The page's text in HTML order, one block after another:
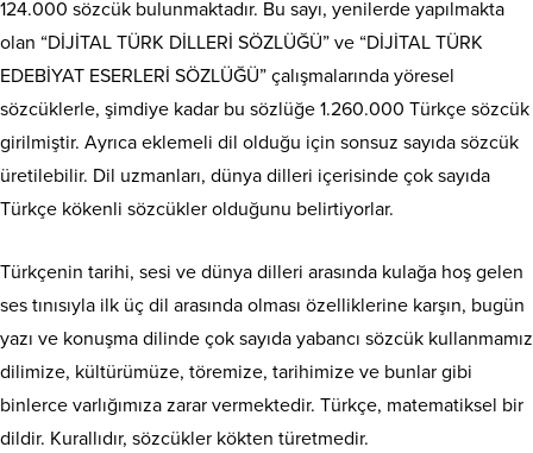
124.000 sözcük bulunmaktadır. Bu sayı, yenilerde yapılmakta
olan “DİJİTAL TÜRK DİLLERİ SÖZLÜĞÜ” ve “DİJİTAL TÜRK
EDEBİYAT ESERLERİ SÖZLÜĞÜ” çalışmalarında yöresel
sözcüklerle, şimdiye kadar bu sözlüğe 1.260.000 Türkçe sözcük
girilmiştir. Ayrıca eklemeli dil olduğu için sonsuz sayıda sözcük
üretilebilir. Dil uzmanları, dünya dilleri içerisinde çok sayıda
Türkçe kökenli sözcükler olduğunu belirtiyorlar.
Türkçenin tarihi, sesi ve dünya dilleri arasında kulağa hoş gelen
ses tınısıyla ilk üç dil arasında olması özelliklerine karşın, bugün
yazı ve konuşma dilinde çok sayıda yabancı sözcük kullanmamız
dilimize, kültürümüze, töremize, tarihimize ve bunlar gibi
binlerce varlığımıza zarar vermektedir. Türkçe, matematiksel bir
dildir. Kurallıdır, sözcükler kökten türetmedir.